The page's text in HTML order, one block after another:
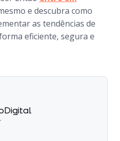
e descubra como
as tendências de
eficiente, segura e